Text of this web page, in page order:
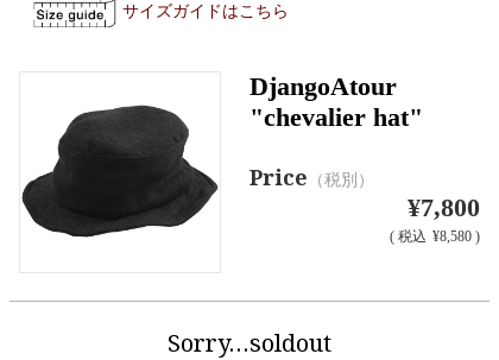
サイズガイドはこちら
DjangoAtour
"chevalier hat"
Price （税別）
¥7,800
( 税込 ¥8,580 )
Sorry…soldout